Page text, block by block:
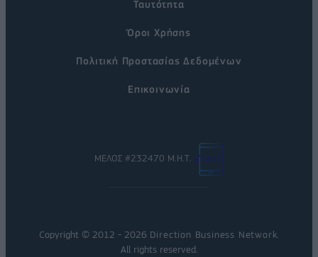
Ταυτότητα
Όροι Χρήσης
Πολιτική Προστασίας Δεδομένων
Επικοινωνία
ΜΕΛΟΣ #232470 Μ.Η.Τ.
Copyright © 2012 - 2026 Direction Business Network
All rights reserved.